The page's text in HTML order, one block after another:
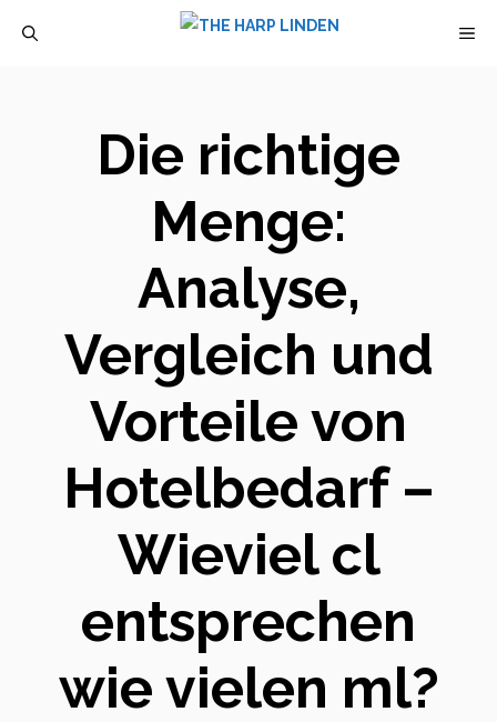
Die richtige
Menge:
Analyse,
Vergleich und
Vorteile von
Hotelbedarf –
Wieviel cl
entsprechen
wie vielen ml?